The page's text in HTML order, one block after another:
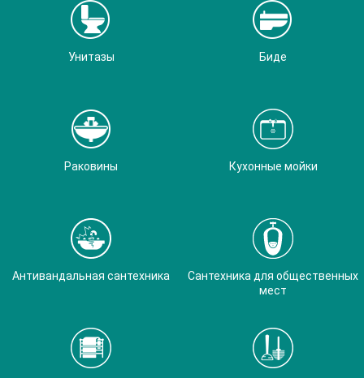
Унитазы Биде
Раковины Кухонные мойки
Антивандальная сантехника
Сантехника для общественных
мест